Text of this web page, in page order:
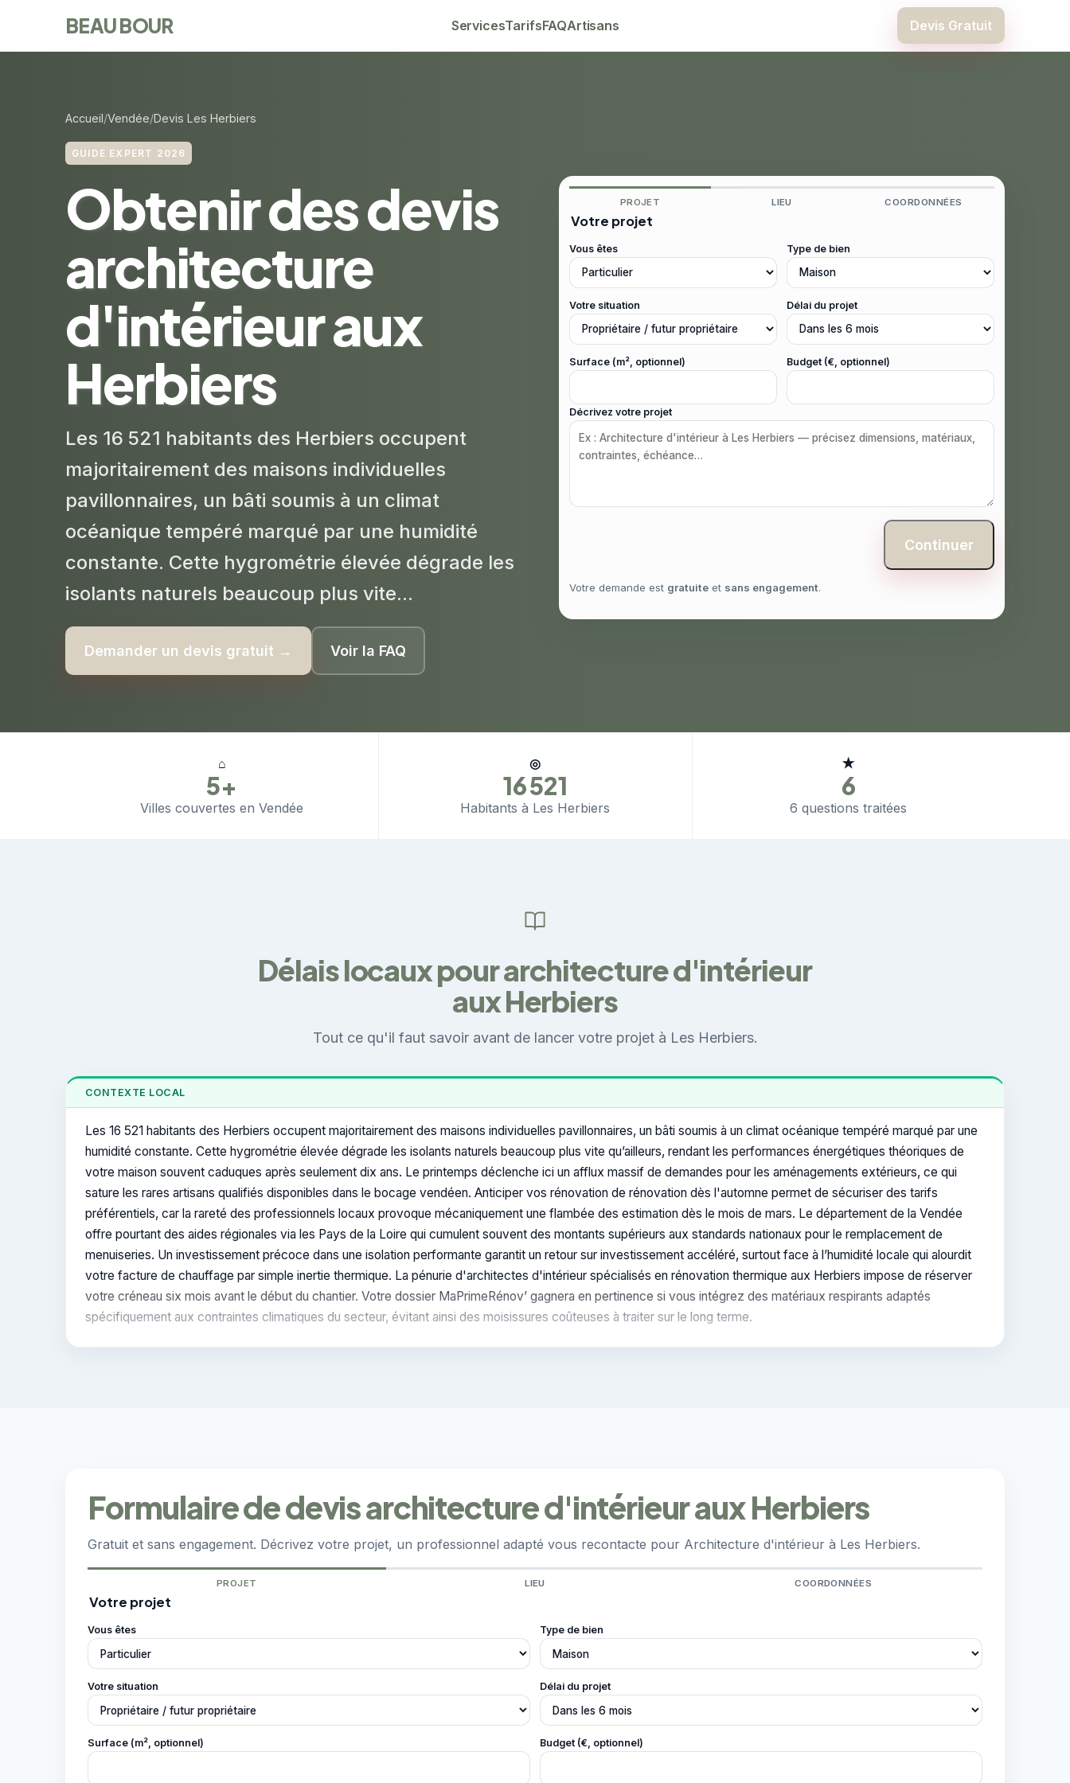
BEAU BOUR ServicesTarifsFAQArtisans Devis Gratuit
Accueil Vendée Devis Les Herbiers
GUIDE EXPERT 2026
Obtenir des devis
architecture
d'intérieur aux
Herbiers
Les 16 521 habitants des Herbiers occupent
majoritairement des maisons individuelles
pavillonnaires, un bâti soumis à un climat
océanique tempéré marqué par une humidité
constante. Cette hygrométrie élevée dégrade les
isolants naturels beaucoup plus vite...
Demander un devis gratuit → Voir la FAQ
PROJET LIEU COORDONNÉES
Votre projet
Vous êtes Type de bien
Votre situation Délai du projet
Surface (m², optionnel) Budget (€, optionnel)
Décrivez votre projet
Continuer
Votre demande est gratuite et sans engagement.
⌂
5+
Villes couvertes en Vendée
◎
16 521
Habitants à Les Herbiers
★
6
6 questions traitées
Délais locaux pour architecture d'intérieur
aux Herbiers
Tout ce qu'il faut savoir avant de lancer votre projet à Les Herbiers.
CONTEXTE LOCAL
Les 16 521 habitants des Herbiers occupent majoritairement des maisons individuelles pavillonnaires, un bâti soumis à un climat océanique tempéré marqué par une
humidité constante. Cette hygrométrie élevée dégrade les isolants naturels beaucoup plus vite qu’ailleurs, rendant les performances énergétiques théoriques de
votre maison souvent caduques après seulement dix ans. Le printemps déclenche ici un afflux massif de demandes pour les aménagements extérieurs, ce qui
sature les rares artisans qualifiés disponibles dans le bocage vendéen. Anticiper vos rénovation de rénovation dès l'automne permet de sécuriser des tarifs
préférentiels, car la rareté des professionnels locaux provoque mécaniquement une flambée des estimation dès le mois de mars. Le département de la Vendée
offre pourtant des aides régionales via les Pays de la Loire qui cumulent souvent des montants supérieurs aux standards nationaux pour le remplacement de
menuiseries. Un investissement précoce dans une isolation performante garantit un retour sur investissement accéléré, surtout face à l’humidité locale qui alourdit
votre facture de chauffage par simple inertie thermique. La pénurie d'architectes d'intérieur spécialisés en rénovation thermique aux Herbiers impose de réserver
votre créneau six mois avant le début du chantier. Votre dossier MaPrimeRénov’ gagnera en pertinence si vous intégrez des matériaux respirants adaptés
spécifiquement aux contraintes climatiques du secteur, évitant ainsi des moisissures coûteuses à traiter sur le long terme.
Formulaire de devis architecture d'intérieur aux Herbiers
Gratuit et sans engagement. Décrivez votre projet, un professionnel adapté vous recontacte pour Architecture d'intérieur à Les Herbiers.
PROJET LIEU COORDONNÉES
Votre projet
Vous êtes Type de bien
Votre situation Délai du projet
Surface (m², optionnel) Budget (€, optionnel)